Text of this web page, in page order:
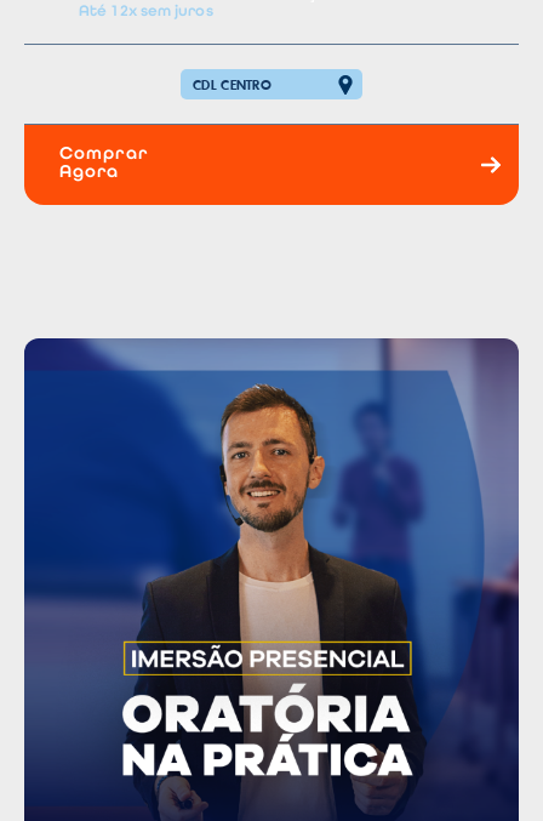
Até 12x sem juros
CDL CENTRO
Comprar
Agora